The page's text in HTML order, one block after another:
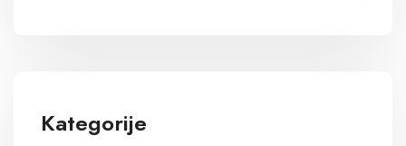
Kategorije